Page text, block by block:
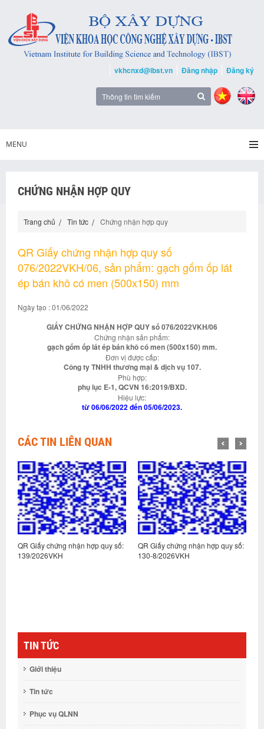
vkhcnxd@ibst.vn Đăng nhập Đăng ký
MENU
CHỨNG NHẬN HỢP QUY
Trang chủ Tin tức Chứng nhận hợp quy
QR Giấy chứng nhận hợp quy số
076/2022VKH/06, sản phẩm: gạch gốm ốp lát
ép bán khô có men (500x150) mm
Ngày tạo : 01/06/2022
GIẤY CHỨNG NHẬN HỢP QUY số 076/2022VKH/06
Chứng nhận sản phẩm:
gạch gốm ốp lát ép bán khô có men (500x150) mm.
Đơn vị được cấp:
Công ty TNHH thương mại & dịch vụ 107.
Phù hợp:
phụ lục E-1, QCVN 16:2019/BXD.
Hiệu lực:
từ 06/06/2022 đến 05/06/2023.
CÁC TIN LIÊN QUAN
QR Giấy chứng nhận hợp quy số:
139/2026VKH
QR Giấy chứng nhận hợp quy số:
130-8/2026VKH
TIN TỨC
Giới thiệu
Tin tức
Phục vụ QLNN